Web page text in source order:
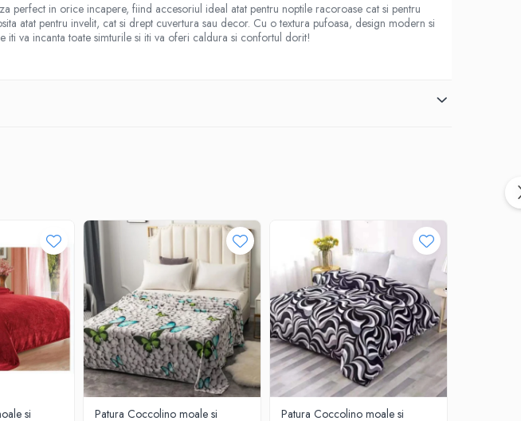
perfect in orice incapere, fiind accesoriul ideal atat pentru noptile racoroase cat si pentru
atat pentru invelit, cat si drept cuvertura sau decor. Cu o textura pufoasa, design modern si
iti va incanta toate simturile si iti va oferi caldura si confortul dorit!
si
Patura Coccolino moale si
Patura Coccolino moale si